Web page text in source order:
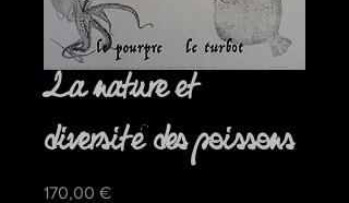
La nature et
diversité des poissons
170,00 €Prix